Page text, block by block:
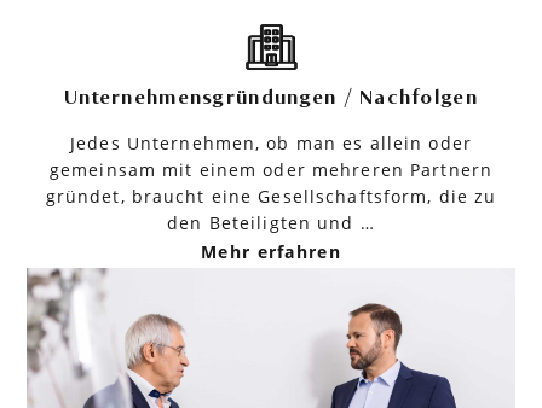
Unternehmensgründungen / Nachfolgen
Jedes Unternehmen, ob man es allein oder
gemeinsam mit einem oder mehreren Partnern
gründet, braucht eine Gesellschaftsform, die zu
den Beteiligten und …
Mehr erfahren